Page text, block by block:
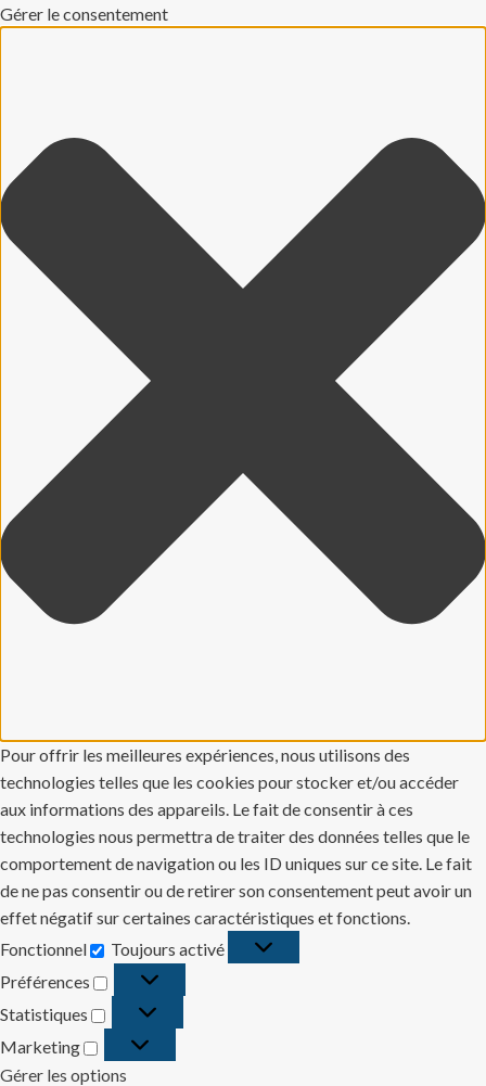
Gérer le consentement
Pour offrir les meilleures expériences, nous utilisons des
technologies telles que les cookies pour stocker et/ou accéder
aux informations des appareils. Le fait de consentir à ces
technologies nous permettra de traiter des données telles que le
comportement de navigation ou les ID uniques sur ce site. Le fait
de ne pas consentir ou de retirer son consentement peut avoir un
effet négatif sur certaines caractéristiques et fonctions.
Fonctionnel
Fonctionnel
Toujours activé
Préférences
Préférences
Statistiques
Statistiques
Marketing
Marketing
Gérer les options